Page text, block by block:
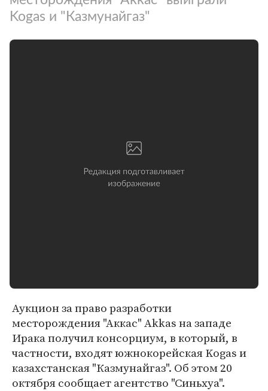
Kogas и "Казмунайгаз"
Аукцион за право разработки
месторождения "Аккас" Akkas на западе
Ирака получил консорциум, в который, в
частности, входят южнокорейская Kogas и
казахстанская "Казмунайгаз". Об этом 20
октября сообщает агентство "Синьхуа".